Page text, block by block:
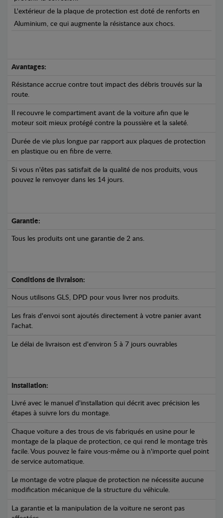
L'extérieur de la plaque de protection est doté de renforts en
Aluminium, ce qui augmente la résistance aux chocs.
Avantages:
Résistance accrue contre tout impact des débris trouvés sur la
route.
Il recouvre le compartiment avant de la voiture afin que le
moteur soit mieux protégé contre la poussière et la saleté.
Durée de vie plus longue par rapport aux plaques de protection
en plastique ou en fibre de verre.
Si vous n'êtes pas satisfait de la qualité de nos produits, vous
pouvez le renvoyer dans les 14 jours.
Garantie:
Tous les produits ont une garantie de 2 ans.
Conditions de livraison:
Nous utilisons GLS, DPD pour vous livrer nos produits.
Les frais d'envoi sont ajoutés directement à votre panier avant
l'achat.
Le délai de livraison est d'environ 5 à 7 jours ouvrables
Installation:
Livré avec le manuel d'installation qui décrit avec précision les
étapes à suivre lors du montage.
Chaque voiture a des trous de vis fabriqués en usine pour le
montage de la plaque de protection, ce qui rend le montage très
facile. Vous pouvez le faire vous-même ou à n'importe quel point
de service automatique.
Le montage de votre plaque de protection ne nécessite aucune
modification mécanique de la structure du véhicule.
La garantie et la manipulation de la voiture ne seront pas